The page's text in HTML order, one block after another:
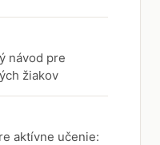
návod pre
žiakov
aktívne učenie: